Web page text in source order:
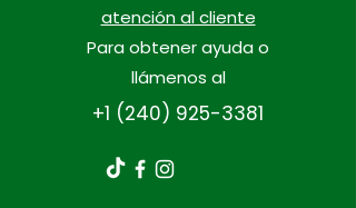
atención al cliente
Para obtener ayuda o
llámenos al
+1 (240) 925-3381